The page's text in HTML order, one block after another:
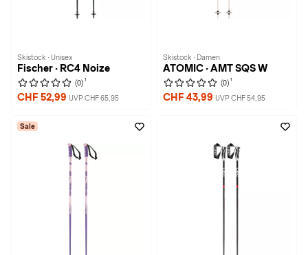
Skistock · Unisex
Fischer · RC4 Noize
(0) 1
CHF 52,99 UVP CHF 65,95
Skistock · Damen
ATOMIC · AMT SQS W
(0) 1
CHF 43,99 UVP CHF 54,95
Sale